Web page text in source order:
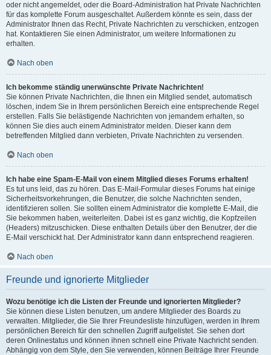
oder nicht angemeldet, oder die Board-Administration hat Private Nachrichten
für das komplette Forum ausgeschaltet. Außerdem könnte es sein, dass der
Administrator Ihnen das Recht, Private Nachrichten zu verschicken, entzogen
hat. Kontaktieren Sie einen Administrator, um weitere Informationen zu
erhalten.
Nach oben
Ich bekomme ständig unerwünschte Private Nachrichten!
Sie können Private Nachrichten, die Ihnen ein Mitglied sendet, automatisch
löschen, indem Sie in Ihrem persönlichen Bereich eine entsprechende Regel
erstellen. Falls Sie belästigende Nachrichten von jemandem erhalten, so
können Sie dies auch einem Administrator melden. Dieser kann dem
betreffenden Mitglied dann verbieten, Private Nachrichten zu versenden.
Nach oben
Ich habe eine Spam-E-Mail von einem Mitglied dieses Forums erhalten!
Es tut uns leid, das zu hören. Das E-Mail-Formular dieses Forums hat einige
Sicherheitsvorkehrungen, die Benutzer, die solche Nachrichten senden,
identifizieren sollen. Sie sollten einem Administrator die komplette E-Mail, die
Sie bekommen haben, weiterleiten. Dabei ist es ganz wichtig, die Kopfzeilen
(Headers) mitzuschicken. Diese enthalten Details über den Benutzer, der die
E-Mail verschickt hat. Der Administrator kann dann entsprechend reagieren.
Nach oben
Freunde und ignorierte Mitglieder
Wozu benötige ich die Listen der Freunde und ignorierten Mitglieder?
Sie können diese Listen benutzen, um andere Mitglieder des Boards zu
verwalten. Mitglieder, die Sie Ihrer Freundesliste hinzufügen, werden in Ihrem
persönlichen Bereich für den schnellen Zugriff aufgelistet. Sie sehen dort
deren Onlinestatus und können ihnen schnell eine Private Nachricht senden.
Abhängig von dem Style, den Sie verwenden, können Beiträge Ihrer Freunde